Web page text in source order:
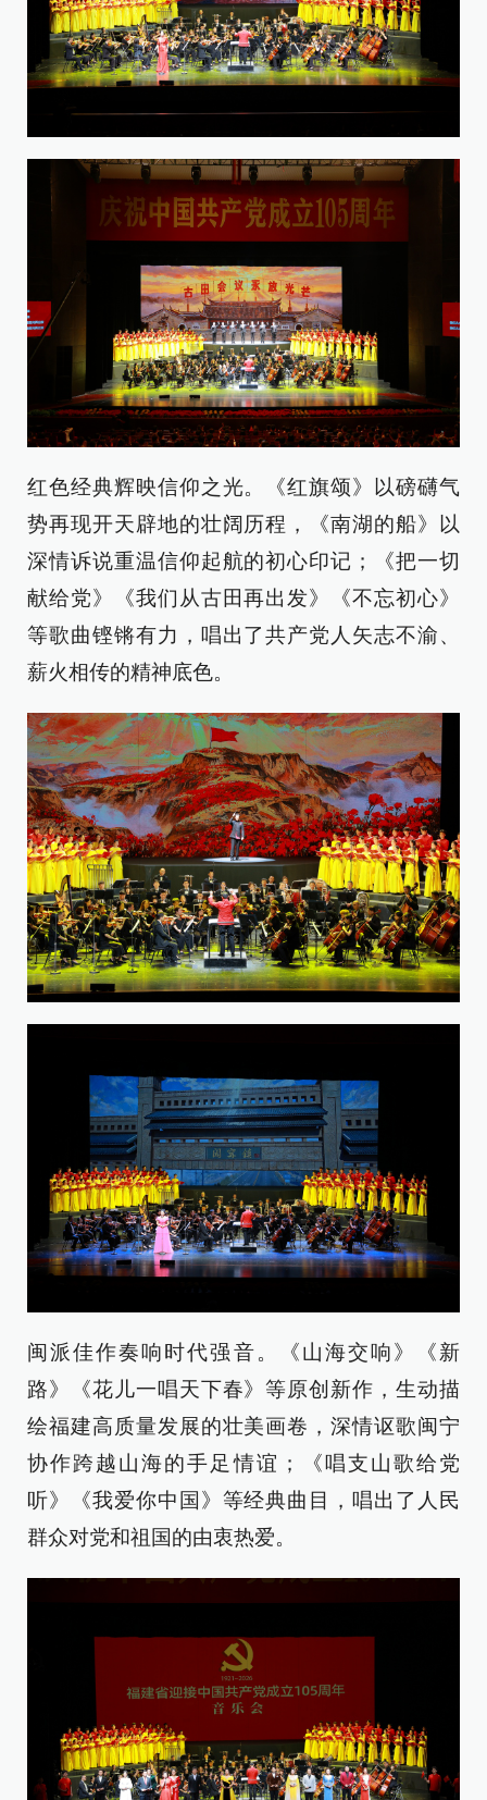
红色经典辉映信仰之光。《红旗颂》以磅礴气
势再现开天辟地的壮阔历程，《南湖的船》以
深情诉说重温信仰起航的初心印记；《把一切
献给党》《我们从古田再出发》《不忘初心》
等歌曲铿锵有力，唱出了共产党人矢志不渝、
薪火相传的精神底色。
闽派佳作奏响时代强音。《山海交响》《新
路》《花儿一唱天下春》等原创新作，生动描
绘福建高质量发展的壮美画卷，深情讴歌闽宁
协作跨越山海的手足情谊；《唱支山歌给党
听》《我爱你中国》等经典曲目，唱出了人民
群众对党和祖国的由衷热爱。